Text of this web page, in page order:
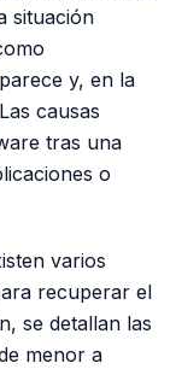
situación
y, en la
causas
tras una
o
varios
recuperar el
se detallan las
menor a